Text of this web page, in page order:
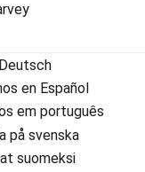
en Español
português
svenska
suomeksi